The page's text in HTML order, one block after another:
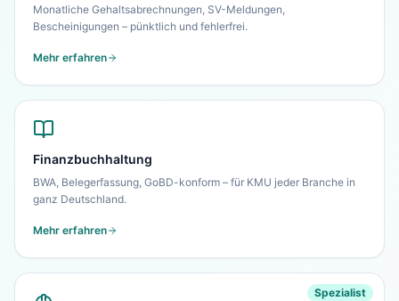
Monatliche Gehaltsabrechnungen, SV-Meldungen,
Bescheinigungen – pünktlich und fehlerfrei.
Mehr erfahren
Finanzbuchhaltung
BWA, Belegerfassung, GoBD-konform – für KMU jeder Branche in
ganz Deutschland.
Mehr erfahren
Spezialist